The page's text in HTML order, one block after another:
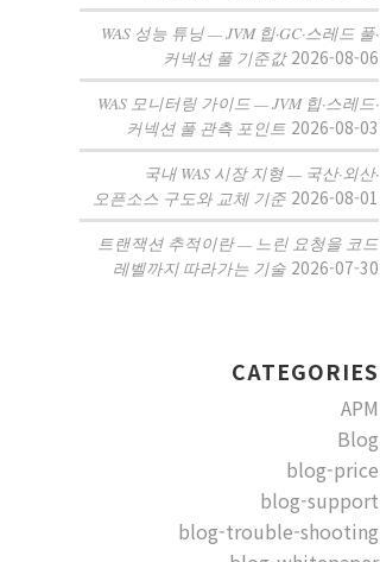
WAS 성능 튜닝 — JVM 힙·GC·스레드 풀·
커넥션 풀 기준값 2026-08-06
WAS 모니터링 가이드 — JVM 힙·스레드·
커넥션 풀 관측 포인트 2026-08-03
국내 WAS 시장 지형 — 국산·외산·
오픈소스 구도와 교체 기준 2026-08-01
트랜잭션 추적이란 — 느린 요청을 코드
레벨까지 따라가는 기술 2026-07-30
CATEGORIES
APM
Blog
blog-price
blog-support
blog-trouble-shooting